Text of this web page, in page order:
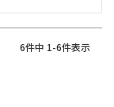
6件中 1-6件表示